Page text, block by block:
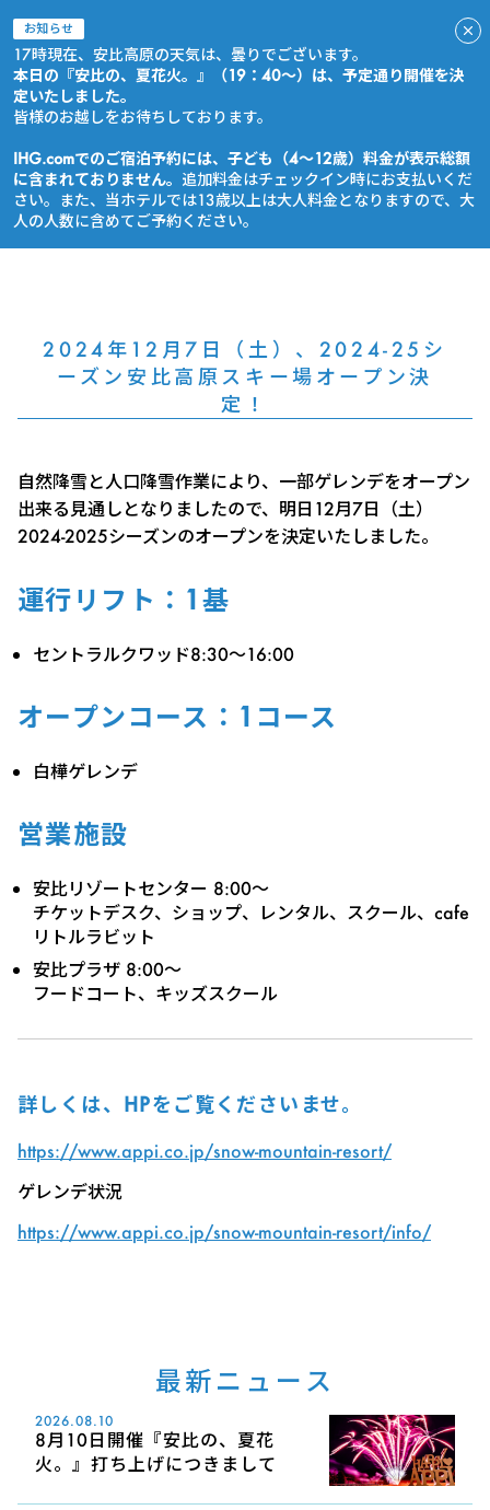
お知らせ
17時現在、安比高原の天気は、曇りでございます。
本日の『安比の、夏花火。』（19：40～）は、予定通り開催を決
定いたしました。
皆様のお越しをお待ちしております。
IHG.comでのご宿泊予約には、子ども（4～12歳）料金が表示総額
に含まれておりません。 追加料金はチェックイン時にお支払いくだ
さい。また、当ホテルでは13歳以上は大人料金となりますので、大
人の人数に含めてご予約ください。
2024年12月7日（土）、2024-25シ
ーズン安比高原スキー場オープン決
定！
自然降雪と人口降雪作業により、一部ゲレンデをオープン
出来る見通しとなりましたので、明日12月7日（土）
2024-2025シーズンのオープンを決定いたしました。
運行リフト：1基
セントラルクワッド8:30～16:00
オープンコース：1コース
白樺ゲレンデ
営業施設
安比リゾートセンター 8:00～
チケットデスク、ショップ、レンタル、スクール、cafe
リトルラビット
安比プラザ 8:00～
フードコート、キッズスクール
詳しくは、HPをご覧くださいませ。
https://www.appi.co.jp/snow-mountain-resort/
ゲレンデ状況
https://www.appi.co.jp/snow-mountain-resort/info/
最新ニュース
2026.08.10
8月10日開催『安比の、夏花
火。』打ち上げにつきまして